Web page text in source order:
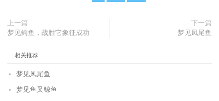
上一篇
梦见鳄鱼，战胜它象征成功
下一篇
梦见凤尾鱼
相关推荐
梦见凤尾鱼
梦见鱼叉鲸鱼